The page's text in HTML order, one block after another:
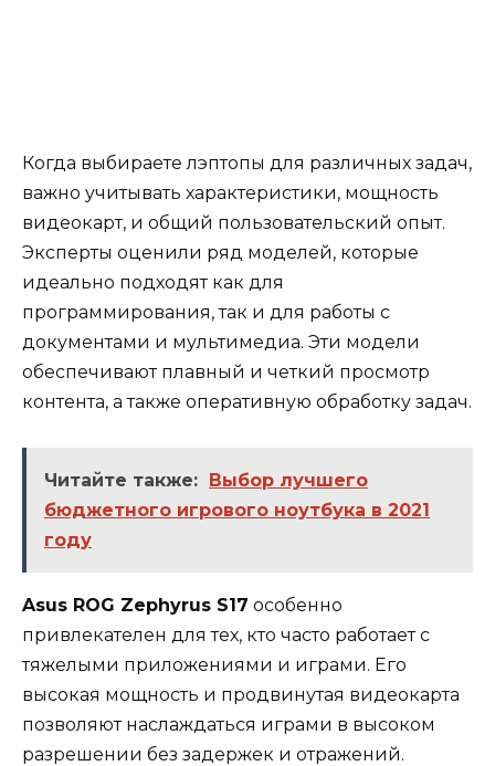
Когда выбираете лэптопы для различных задач,
важно учитывать характеристики, мощность
видеокарт, и общий пользовательский опыт.
Эксперты оценили ряд моделей, которые
идеально подходят как для
программирования, так и для работы с
документами и мультимедиа. Эти модели
обеспечивают плавный и четкий просмотр
контента, а также оперативную обработку задач.
Читайте также: Выбор лучшего
бюджетного игрового ноутбука в 2021
году
Asus ROG Zephyrus S17 особенно
привлекателен для тех, кто часто работает с
тяжелыми приложениями и играми. Его
высокая мощность и продвинутая видеокарта
позволяют наслаждаться играми в высоком
разрешении без задержек и отражений.